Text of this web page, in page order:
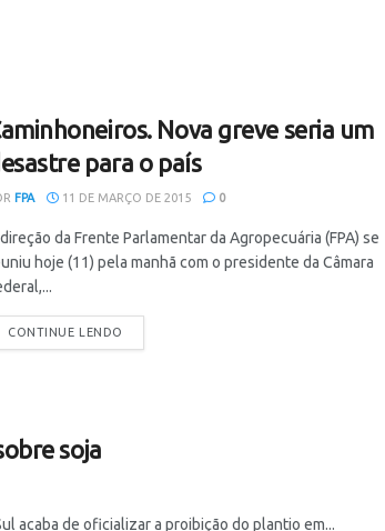
Nova greve seria um
para o país
FPA 11 DE MARÇO DE 2015 0
da Frente Parlamentar da Agropecuária (FPA) se
hoje (11) pela manhã com o presidente da Câmara
CONTINUE LENDO
soja
acaba de oficializar a proibição do plantio em...